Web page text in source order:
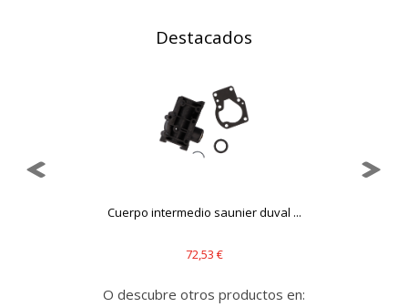
Destacados
Cuerpo intermedio saunier duval ...
72,53 €
O descubre otros productos en:
menos visitadas, y cómo los visitantes navegan por el sitio.
Toda la información que recogen estas cookies es
_utma,_utmb,_utmc,_utmz,_utmt,_utmz,_atuvc,_atuvs, _ga,
_gid, _evPromtCookies
sitio por nuestros socios publicitarios. Pueden ser
utilizadas por esas empresas para crear un perfil de sus
No almacenan directamente información personal, sino